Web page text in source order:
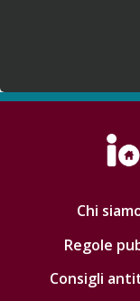
Chi
Regole
Consigli